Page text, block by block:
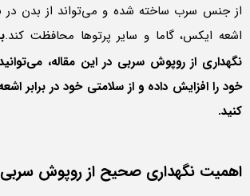
از جنس سرب ساخته شده و می‌تواند از بدن در
اشعه ایکس، گاما و سایر پرتوها محافظت کند.
نگهداری از روپوش سربی در این مقاله،
خود را افزایش داده و از سلامتی خود در برابر
کنید.
اهمیت نگهداری صحیح از روپوش